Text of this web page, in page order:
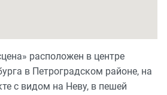
расположен в центре
в Петроградском районе, на
с видом на Неву, в пешей